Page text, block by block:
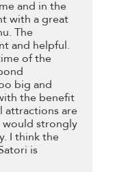
and in the
with a great
The
and helpful.
of the
big and
the benefit
attractions are
would strongly
I think the
is